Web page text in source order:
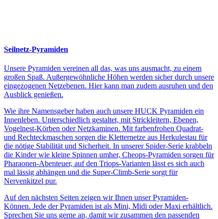
Seilnetz-Pyramiden
Unsere Pyramiden vereinen all das, was uns ausmacht, zu einem
großen Spaß. Außergewöhnliche Höhen werden sicher durch unsere
eingezogenen Netzebenen. Hier kann man zudem ausruhen und den
Ausblick genießen.
Wie ihre Namensgeber haben auch unsere HUCK Pyramiden ein
Innenleben. Unterschiedlich gestaltet, mit Strickleitern, Ebenen,
Vogelnest-Körben oder Netzkaminen. Mit farbenfrohen Quadrat-
und Rechteckmaschen sorgen die Kletternetze aus Herkulestau für
die nötige Stabilität und Sicherheit. In unserer Spider-Serie krabbeln
die Kinder wie kleine Spinnen umher, Cheops-Pyramiden sorgen für
Pharaonen-Abenteuer, auf den Triops-Varianten lässt es sich auch
mal lässig abhängen und die Super-Climb-Serie sorgt für
Nervenkitzel pur.
Auf den nächsten Seiten zeigen wir Ihnen unser Pyramiden-
Können. Jede der Pyramiden ist als Mini, Midi oder Maxi erhältlich.
Sprechen Sie uns gerne an, damit wir zusammen den passenden